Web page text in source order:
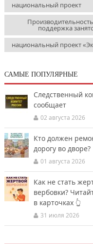
национальный проект
поддержка
национальный проект
САМЫЕ ПОПУЛЯРНЫЕ
Следственный
сообщает
02 августа 2026
Кто должен
дорогу во дворе?
01 августа 2026
Как не стать
вербовки?
в карточках 👆
31 июля 2026